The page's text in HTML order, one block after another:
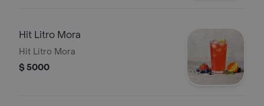
Hit Litro Mora
Hit Litro Mora
$ 5000